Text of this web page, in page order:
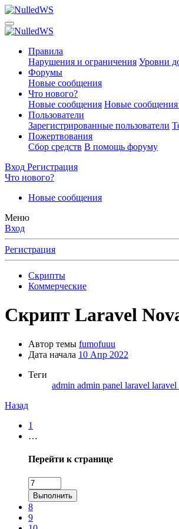
Правила
Нарушения и ограничения Уровни
Форумы
Новые сообщения
Что нового?
Новые сообщения Новые
Пользователи
Зарегистрированные пользователи
Пожертвования
Сбор средств В помощь форуму
Вход Регистрация
Что нового?
Новые сообщения
Меню
Вход
Регистрация
Скрипты
Коммерческие
Скрипт Laravel
Автор темы fumofuuu
Дата начала 10 Апр 2022
Теги
admin admin panel laravel laravel
Назад
1
…
Перейти к странице
Выполнить
8
9